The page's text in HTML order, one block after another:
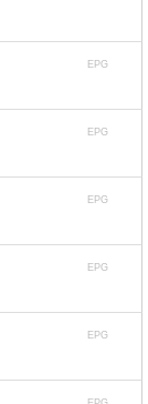
EPG
EPG
EPG
EPG
EPG